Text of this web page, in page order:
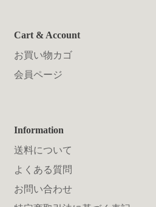
Cart & Account
お買い物カゴ
会員ページ
Information
送料について
よくある質問
お問い合わせ